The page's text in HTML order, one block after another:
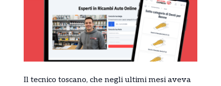
Il tecnico toscano, che negli ultimi mesi aveva